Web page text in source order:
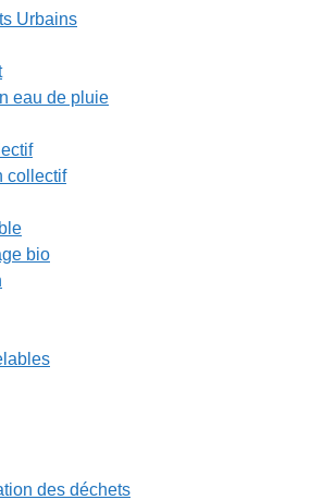
Urbains
eau de pluie
collectif
bio
des déchets